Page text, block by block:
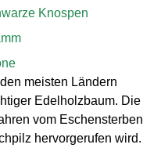
meisten Ländern
Edelholzbaum. Die
vom Eschensterben
hervorgerufen wird.